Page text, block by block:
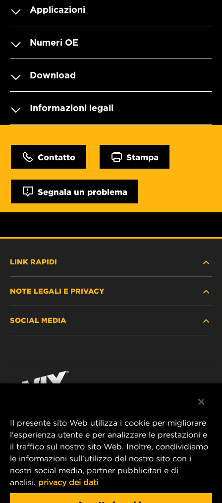
Applicazioni
Numeri OE
Download
Informazioni legali
Contatto Stampa
Segnala un problema
LINK RAPIDI
DOVE ACQUISTARE
CONTATTACI
NOTE LEGALI E PRIVACY
IMPRESSUM
SOCIAL MEDIA
YouTube
MANN+HUMMEL FT Poland
ul. Wrocławska 145,
63-800 GOSTYŃ, POLAND
Tel. +48 65 572 89 00
E-mail:info@mann-hummel.com
Il presente sito Web utilizza i cookie per migliorare
l'esperienza utente e per analizzare le prestazioni e
il traffico sul nostro sito Web. Inoltre, condividiamo
le informazioni sull'utilizzo del nostro sito con i
nostri social media, partner pubblicitari e di
analisi. privacy dei dati